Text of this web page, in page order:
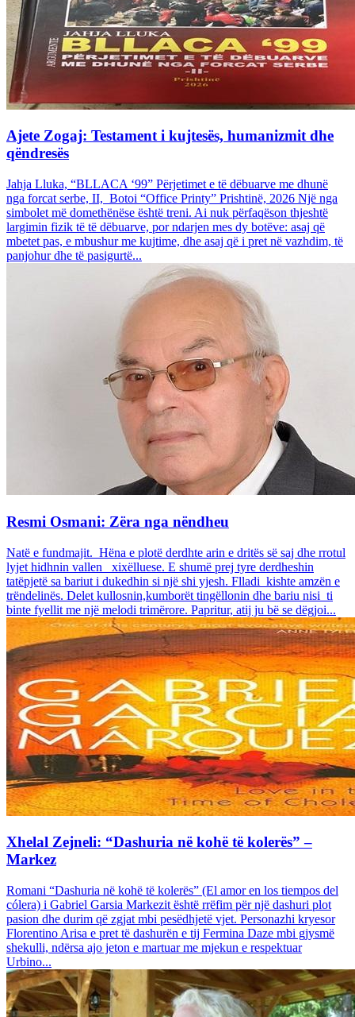
Ajete Zogaj: Testament i kujtesës, humanizmit dhe
qëndresës
Jahja Lluka, “BLLACA ‘99” Përjetimet e të dëbuarve me dhunë
nga forcat serbe, II, Botoi “Office Printy” Prishtinë, 2026 Një nga
simbolet më domethënëse është treni. Ai nuk përfaqëson thjeshtë
largimin fizik të të dëbuarve, por ndarjen mes dy botëve: asaj që
mbetet pas, e mbushur me kujtime, dhe asaj që i pret në vazhdim, të
panjohur dhe të pasigurtë...
Resmi Osmani: Zëra nga nëndheu
Natë e fundmajit. Hëna e plotë derdhte arin e dritës së saj dhe rrotul
lyjet hidhnin vallen xixëlluese. E shumë prej tyre derdheshin
tatëpjetë sa bariut i dukedhin si një shi yjesh. Flladi kishte amzën e
trëndelinës. Delet kullosnin,kumborët tingëllonin dhe bariu nisi ti
binte fyellit me një melodi trimërore. Papritur, atij ju bë se dëgjoi...
Xhelal Zejneli: “Dashuria në kohë të kolerës” –
Markez
Romani “Dashuria në kohë të kolerës” (El amor en los tiempos del
cólera) i Gabriel Garsia Markezit është rrëfim për një dashuri plot
pasion dhe durim që zgjat mbi pesëdhjetë vjet. Personazhi kryesor
Florentino Arisa e pret të dashurën e tij Fermina Daze mbi gjysmë
shekulli, ndërsa ajo jeton e martuar me mjekun e respektuar
Urbino...